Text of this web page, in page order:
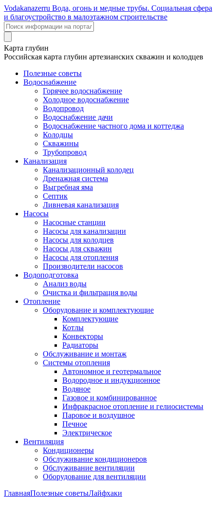
Vodakanazerru Вода, огонь и медные трубы. Социальная сфера
и благоустройство в малоэтажном строительстве
Карта глубин
Российская карта глубин артезианских скважин и колодцев
Полезные советы
Водоснабжение
Горячее водоснабжение
Холодное водоснабжение
Водопровод
Водоснабжение дачи
Водоснабжение частного дома и коттеджа
Колодцы
Скважины
Трубопровод
Канализация
Канализационный колодец
Дренажная система
Выгребная яма
Септик
Ливневая канализация
Насосы
Насосные станции
Насосы для канализации
Насосы для колодцев
Насосы для скважин
Насосы для отопления
Производители насосов
Водоподготовка
Анализ воды
Очистка и фильтрация воды
Отопление
Оборудование и комплектующие
Комплектующие
Котлы
Конвекторы
Радиаторы
Обслуживание и монтаж
Системы отопления
Автономное и геотермальное
Водородное и индукционное
Водяное
Газовое и комбинированное
Инфракрасное отопление и гелиосистемы
Паровое и воздушное
Печное
Электрическое
Вентиляция
Кондиционеры
Обслуживание кондиционеров
Обслуживание вентиляции
Оборудование для вентиляции
ГлавнаяПолезные советыЛайфхаки